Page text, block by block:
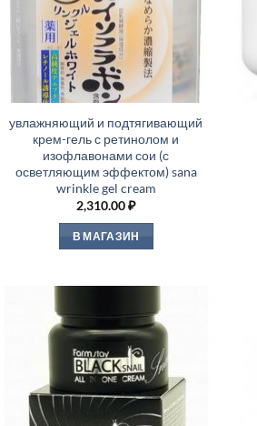
увлажняющий и подтягивающий
крем-гель с ретинолом и
изофлавонами сои (с
осветляющим эффектом) sana
wrinkle gel cream
2,310.00₽
В МАГАЗИН